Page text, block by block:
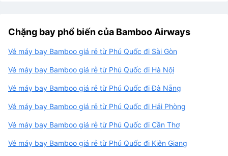
Chặng bay phổ biến của Bamboo Airways
Vé máy bay Bamboo giá rẻ từ Phú Quốc đi Sài Gòn
Vé máy bay Bamboo giá rẻ từ Phú Quốc đi Hà Nội
Vé máy bay Bamboo giá rẻ từ Phú Quốc đi Đà Nẵng
Vé máy bay Bamboo giá rẻ từ Phú Quốc đi Hải Phòng
Vé máy bay Bamboo giá rẻ từ Phú Quốc đi Cần Thơ
Vé máy bay Bamboo giá rẻ từ Phú Quốc đi Kiên Giang